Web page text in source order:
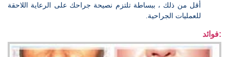
أقل من ذلك ، ببساطة تلتزم نصيحة جراحك على الرعاية اللاحقة
للعمليات الجراحية.
فوائد: